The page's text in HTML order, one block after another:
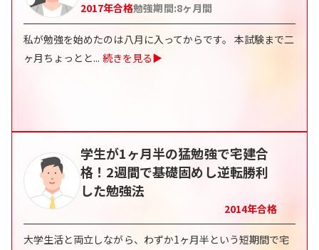
2017年合格勉強期間:8ヶ月間
私が勉強を始めたのは八月に入ってからです。 本試験まで二
ヶ月ちょっとと... 続きを見る▶
学生が1ヶ月半の猛勉強で宅建合
格！2週間で基礎固めし逆転勝利
した勉強法
2014年合格
大学生活と両立しながら、わずか1ヶ月半という短期間で宅